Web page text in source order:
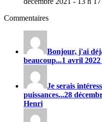
Commentaires
Bonjour, j'ai
beaucoup...1 avril
Je serais
puissances...28
Henri